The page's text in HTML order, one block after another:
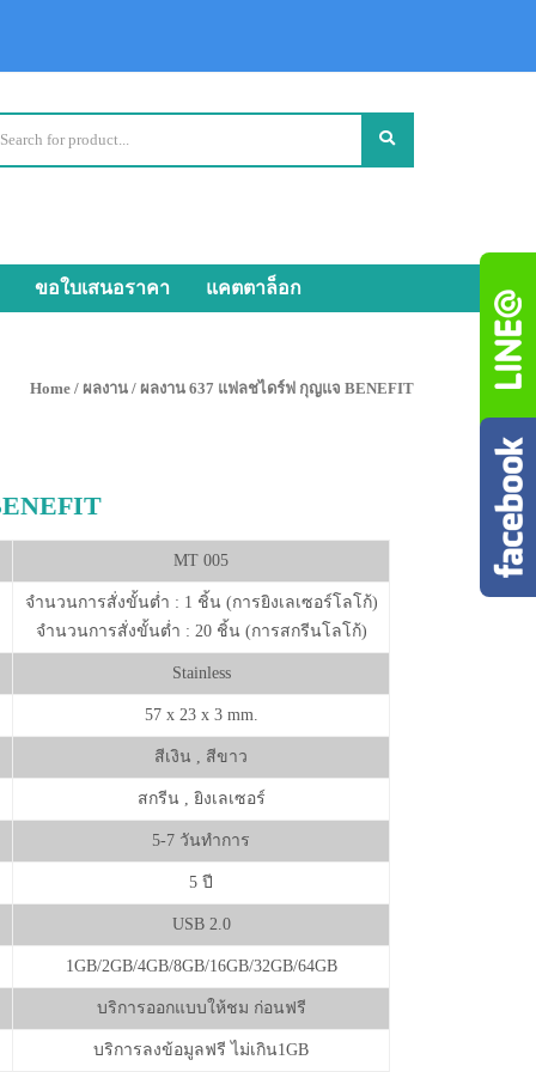
ขอใบเสนอราคา แคตตาล็อก
Home / ผลงาน / ผลงาน 637 แฟลชไดร์ฟ กุญแจ BENEFIT
MT 005
จำนวนการสั่งขั้นต่ำ : 1 ชิ้น (การยิงเลเซอร์โลโก้)
จำนวนการสั่งขั้นต่ำ : 20 ชิ้น (การสกรีนโลโก้)
Stainless
57 x 23 x 3 mm.
สีเงิน , สีขาว
สกรีน , ยิงเลเซอร์
5-7 วันทำการ
5 ปี
USB 2.0
1GB/2GB/4GB/8GB/16GB/32GB/64GB
บริการออกแบบให้ชม ก่อนฟรี
บริการลงข้อมูลฟรี ไม่เกิน1GB